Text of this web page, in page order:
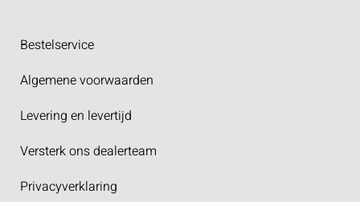
Bestelservice
Algemene voorwaarden
Levering en levertijd
Versterk ons dealerteam
Privacyverklaring